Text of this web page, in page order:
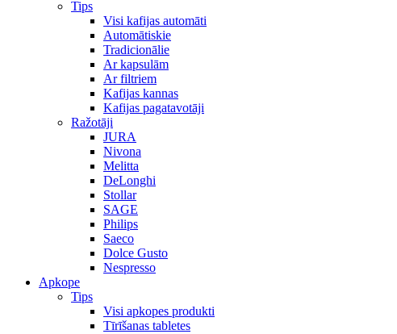
Tips
Visi kafijas automāti
Automātiskie
Tradicionālie
Ar kapsulām
Ar filtriem
Kafijas kannas
Kafijas pagatavotāji
Ražotāji
JURA
Nivona
Melitta
DeLonghi
Stollar
SAGE
Philips
Saeco
Dolce Gusto
Nespresso
Apkope
Tips
Visi apkopes produkti
Tīrīšanas tabletes